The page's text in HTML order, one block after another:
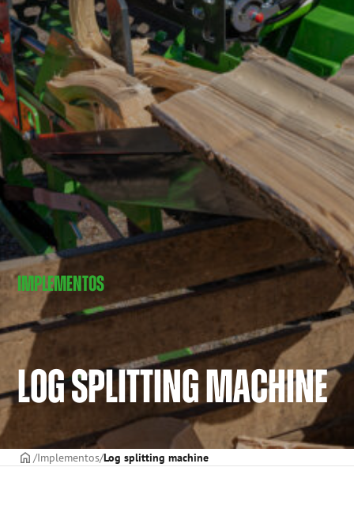
IMPLEMENTOS
LOG SPLITTING MACHINE
CAPAImplementos Log splitting machine